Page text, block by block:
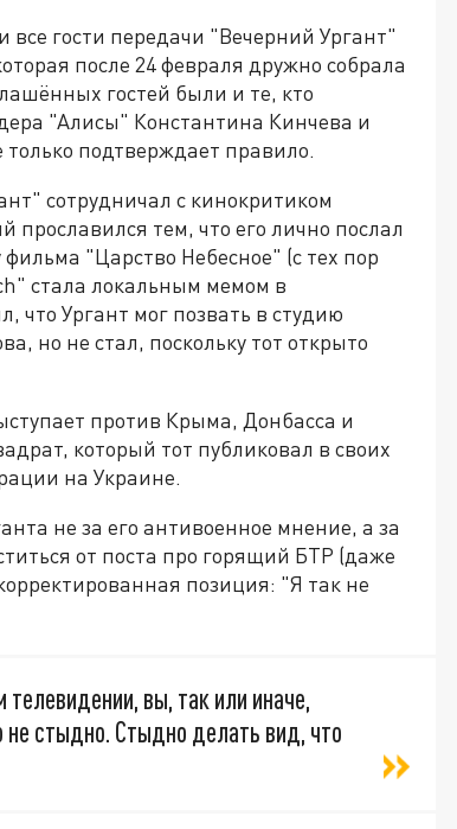
гости передачи "Вечерний Ургант"
после 24 февраля дружно собрала
гостей были и те, кто
"Алисы" Константина Кинчева и
только подтверждает правило.
сотрудничал с кинокритиком
тем, что его лично послал
"Царство Небесное" (с тех пор
стала локальным мемом в
что Ургант мог позвать в студию
но не стал, поскольку тот открыто
против Крыма, Донбасса и
который тот публиковал в своих
на Украине.
не за его антивоенное мнение, а за
от поста про горящий БТР (даже
позиция: "Я так не
вы, так или иначе,
не стыдно. Стыдно делать вид, что